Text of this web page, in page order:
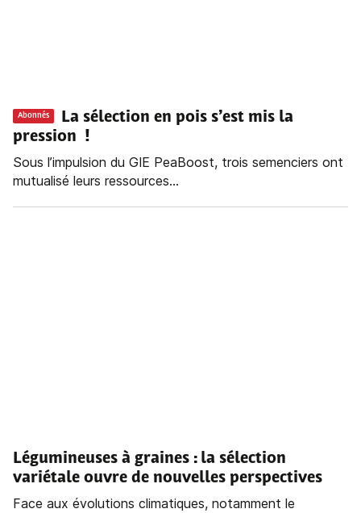
Abonnés
La sélection en pois s’est mis la
pression !
Sous l’impulsion du GIE PeaBoost, trois semenciers ont
mutualisé leurs ressources...
Légumineuses à graines : la sélection
variétale ouvre de nouvelles perspectives
Face aux évolutions climatiques, notamment le